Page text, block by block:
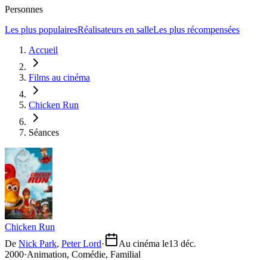
Personnes
Les plus populairesRéalisateurs en salleLes plus récompensées
Accueil
Films au cinéma
Chicken Run
Séances
Chicken Run
De Nick Park, Peter Lord· Au cinéma le13 déc.
2000·Animation, Comédie, Familial